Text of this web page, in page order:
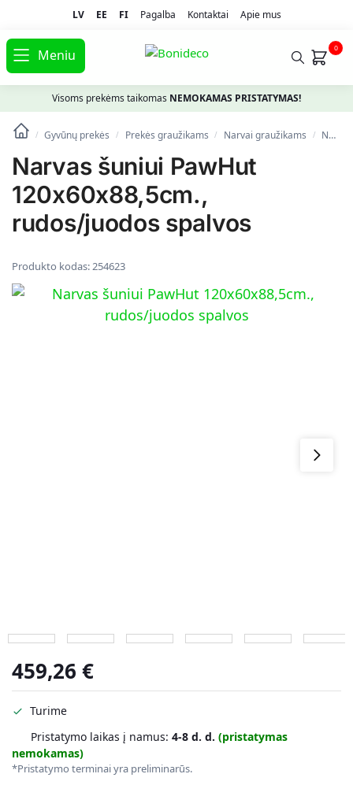
LV EE FI Pagalba Kontaktai Apie mus
Meniu 0
Visoms prekėms taikomas NEMOKAMAS PRISTATYMAS!
/ Gyvūnų prekės / Prekės graužikams / Narvai graužikams / Narvas šuniui PawHut 120x60x88,5cm., rudos/juodos spalvos
Narvas šuniui PawHut
120x60x88,5cm.,
rudos/juodos spalvos
Produkto kodas:254623
459,26 €
Turime
Pristatymo laikas į namus: 4-8 d. d. (pristatymas
nemokamas)
*Pristatymo terminai yra preliminarūs.